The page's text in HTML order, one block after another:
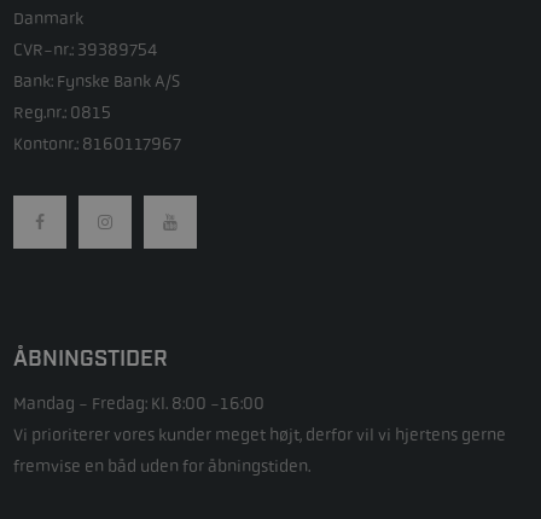
Danmark
CVR-nr.: 39389754
Bank: Fynske Bank A/S
Reg.nr.: 0815
Kontonr.: 8160117967
ÅBNINGSTIDER
Mandag - Fredag: Kl. 8:00 -16:00
Vi prioriterer vores kunder meget højt, derfor vil vi hjertens gerne
fremvise en båd uden for åbningstiden.